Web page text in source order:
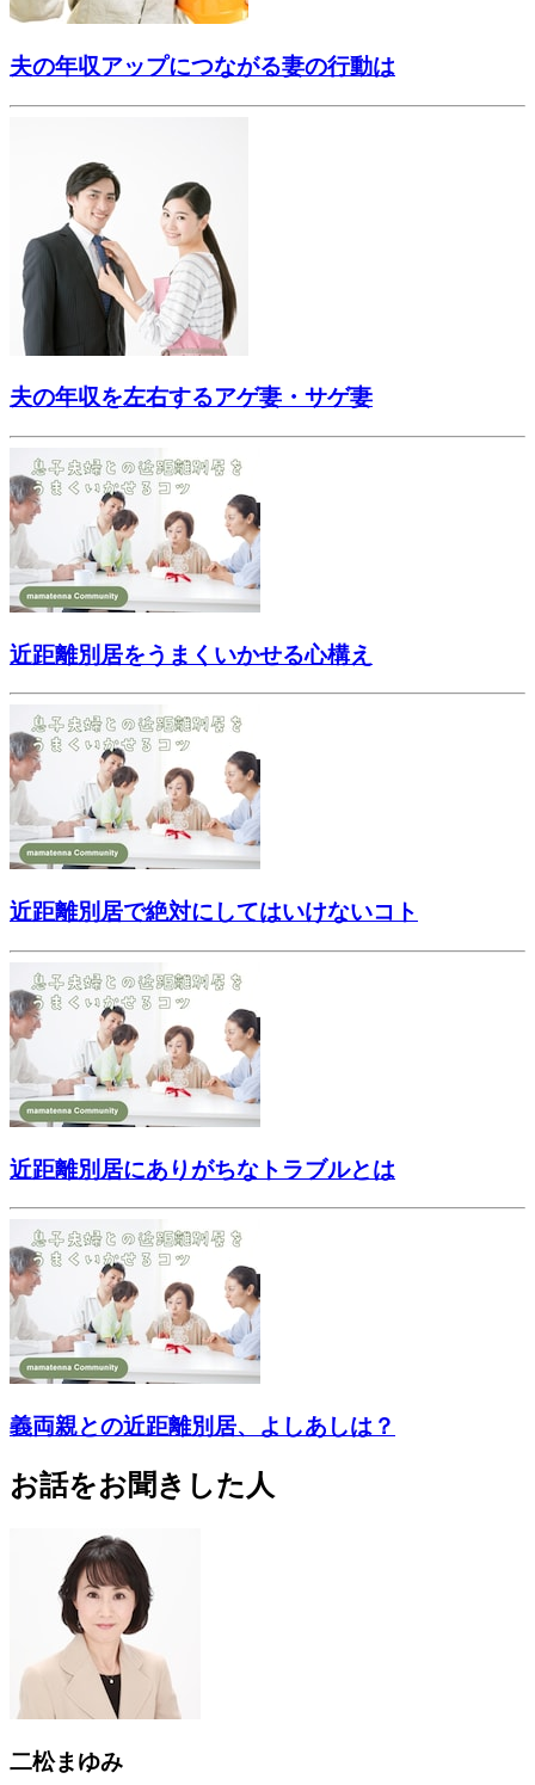
夫の年収アップにつながる妻の行動は
夫の年収を左右するアゲ妻・サゲ妻
近距離別居をうまくいかせる心構え
近距離別居で絶対にしてはいけないコト
近距離別居にありがちなトラブルとは
義両親との近距離別居、よしあしは？
お話をお聞きした人
二松まゆみ